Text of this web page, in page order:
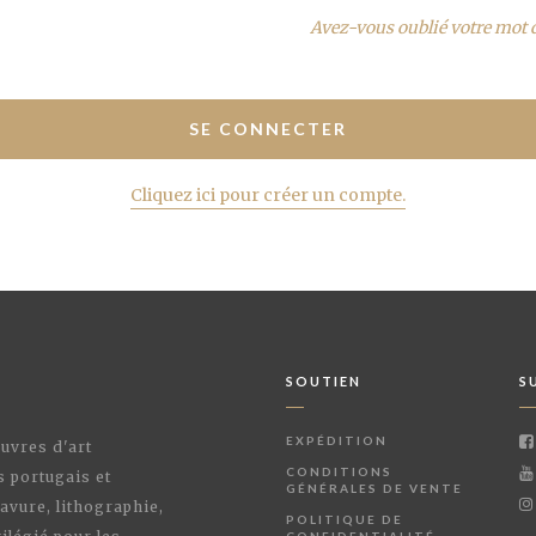
Avez-vous oublié votre mot
Cliquez ici pour créer un compte.
d'art
portugais et
lithographie,
SOUTIEN
EXPÉDITION
CONDITIONS
GÉNÉRALES DE VENTE
POLITIQUE DE